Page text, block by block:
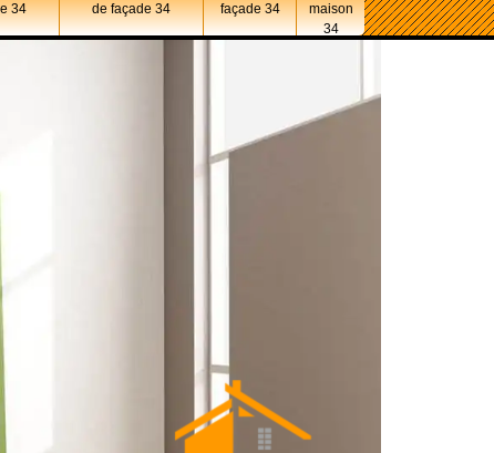
34
de façade 34
façade 34
maison
34